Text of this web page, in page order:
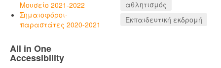
Μουσείο 2021-2022
Σημαιοφόροι-
παραστάτες 2020-2021
All in One
Accessibility
αθλητισμός
Εκπαιδευτική εκδρομή